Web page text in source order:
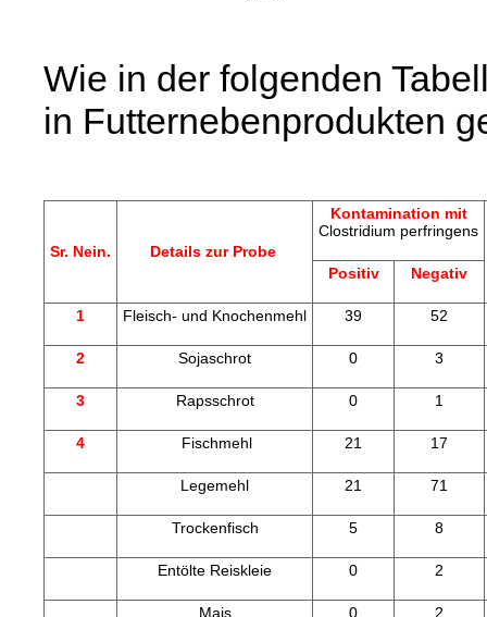
Wie in der folgenden
in Futternebenprodukten
Sr. Nein. Details zur Probe
Kontamination mit
Clostridium perfringens
Positiv Negativ
1 Fleisch- und Knochenmehl 39 52
2 Sojaschrot 0 3
3 Rapsschrot 0 1
4 Fischmehl 21 17
Legemehl 21 71
Trockenfisch 5 8
Entölte Reiskleie 0 2
Mais 0 2